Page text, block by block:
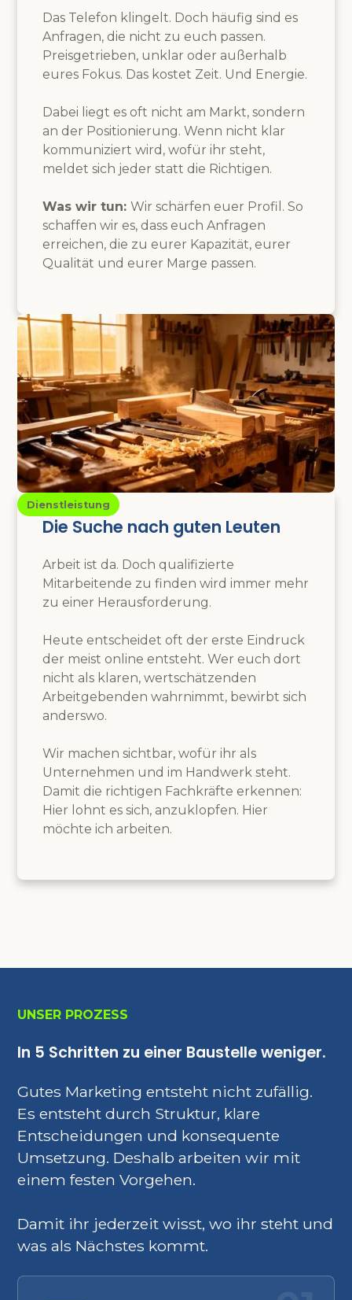
Das Telefon klingelt. Doch häufig sind es
Anfragen, die nicht zu euch passen.
Preisgetrieben, unklar oder außerhalb
eures Fokus. Das kostet Zeit. Und Energie.
Dabei liegt es oft nicht am Markt, sondern
an der Positionierung. Wenn nicht klar
kommuniziert wird, wofür ihr steht,
meldet sich jeder statt die Richtigen.
Was wir tun:Wir schärfen euer Profil. So
schaffen wir es, dass euch Anfragen
erreichen, die zu eurer Kapazität, eurer
Qualität und eurer Marge passen.
Dienstleistung
Die Suche nach guten Leuten
Arbeit ist da. Doch qualifizierte
Mitarbeitende zu finden wird immer mehr
zu einer Herausforderung.
Heute entscheidet oft der erste Eindruck
der meist online entsteht. Wer euch dort
nicht als klaren, wertschätzenden
Arbeitgebenden wahrnimmt, bewirbt sich
anderswo.
Wir machen sichtbar, wofür ihr als
Unternehmen und im Handwerk steht.
Damit die richtigen Fachkräfte erkennen:
Hier lohnt es sich, anzuklopfen. Hier
möchte ich arbeiten.
UNSER PROZESS
In 5 Schritten zu einer Baustelle weniger.
Gutes Marketing entsteht nicht zufällig.
Es entsteht durch Struktur, klare
Entscheidungen und konsequente
Umsetzung. Deshalb arbeiten wir mit
einem festen Vorgehen.
Damit ihr jederzeit wisst, wo ihr steht und
was als Nächstes kommt.